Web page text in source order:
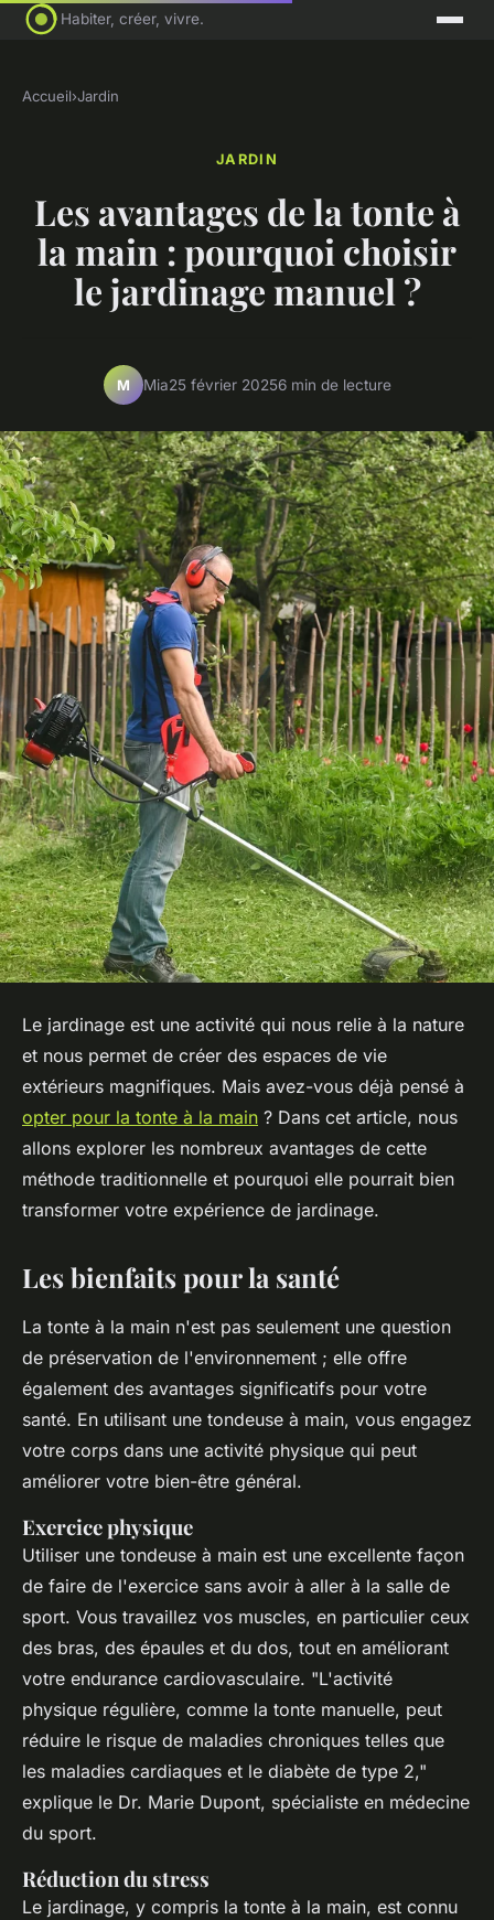
Habiter, créer, vivre.
Accueil›Jardin
JARDIN
Les avantages de la tonte à
la main : pourquoi choisir
le jardinage manuel ?
M Mia25 février 20256 min de lecture
Le jardinage est une activité qui nous relie à la nature
et nous permet de créer des espaces de vie
extérieurs magnifiques. Mais avez-vous déjà pensé à
opter pour la tonte à la main ? Dans cet article, nous
allons explorer les nombreux avantages de cette
méthode traditionnelle et pourquoi elle pourrait bien
transformer votre expérience de jardinage.
Les bienfaits pour la santé
La tonte à la main n'est pas seulement une question
de préservation de l'environnement ; elle offre
également des avantages significatifs pour votre
santé. En utilisant une tondeuse à main, vous engagez
votre corps dans une activité physique qui peut
améliorer votre bien-être général.
Exercice physique
Utiliser une tondeuse à main est une excellente façon
de faire de l'exercice sans avoir à aller à la salle de
sport. Vous travaillez vos muscles, en particulier ceux
des bras, des épaules et du dos, tout en améliorant
votre endurance cardiovasculaire. "L'activité
physique régulière, comme la tonte manuelle, peut
réduire le risque de maladies chroniques telles que
les maladies cardiaques et le diabète de type 2,"
explique le Dr. Marie Dupont, spécialiste en médecine
du sport.
Réduction du stress
Le jardinage, y compris la tonte à la main, est connu